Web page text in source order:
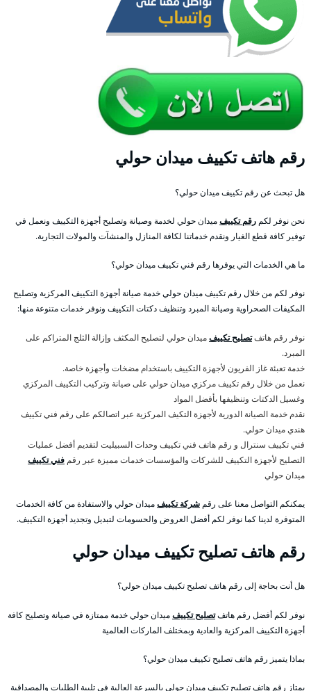
رقم هاتف تكييف ميدان حولي
هل تبحث عن رقم تكييف ميدان حولي؟
نحن نوفر لكم رقم تكييفميدان حولي لخدمة وصيانة وتصليح أجهزة التكييف ونعمل في
توفير كافة قطع الغيار ونقدم خدماتنا لكافة المنازل والمنشآت والمولات التجارية.
ما هي الخدمات التي يوفرها رقم فني تكييف ميدان حولي؟
نوفر لكم من خلال رقم تكييف ميدان حولي خدمة صيانة أجهزة التكييف المركزية وتصليح
المكيفات الصحراوية وصيانة المبرد وتنظيف دكتات التكييف ونوفر خدمات متنوعة منها:
نوفر رقم هاتفتصليح تكييفميدان حولي لتصليح المكثف وإزالة الثلج المتراكم على
المبرد.
خدمة تعبئة غاز الفريون لأجهزة التكييف باستخدام مضخات وأجهزة خاصة.
نعمل من خلال رقم تكييف مركزي ميدان حولي على صيانة وتركيب التكييف المركزي
وغسيل الدكتات وتنظيفها بأفضل المواد
نقدم خدمة الصيانة الدورية لأجهزة التكيف المركزية عبر اتصالكم على رقم فني تكييف
هندي ميدان حولي.
فني تكييف سنترال و رقم هاتف فني تكييف وحدات السبيليت لتقديم أفضل عمليات
التصليح لأجهزة التكييف للشركات والمؤسسات خدمات مميزة عبر رقم فني تكييف
ميدان حولي
يمكنكم التواصل معنا على رقم شركة تكييفميدان حولي والاستفادة من كافة الخدمات
المتوفرة لدينا كما نوفر لكم أفضل العروض والحسومات لتبديل وتجديد أجهزة التكييف.
رقم هاتف تصليح تكييف ميدان حولي
هل أنت بحاجة إلى رقم هاتف تصليح تكييف ميدان حولي؟
نوفر لكم أفضل رقم هاتفتصليح تكييفميدان حولي خدمة ممتازة في صيانة وتصليح كافة
أجهزة التكييف المركزية والعادية وبمختلف الماركات العالمية
بماذا يتميز رقم هاتف تصليح تكييف ميدان حولي؟
يمتاز رقم هاتف تصليح تكييف ميدان حولي بالسرعة العالية في تلبية الطلبات والمصداقية